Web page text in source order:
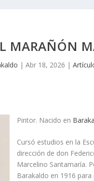
MARAÑÓN
|Abr 18, 2026 |
Pintor. Nacido en
Cursó estudios en la
dirección de don
Marcelino Santamarí­a.
Barakaldo en 1916